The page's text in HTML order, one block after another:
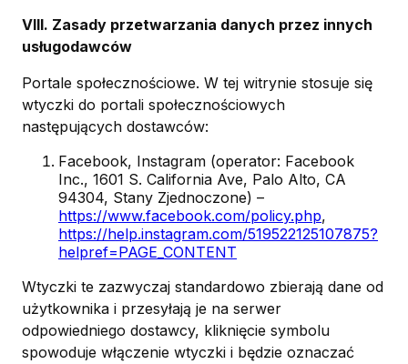
VIII. Zasady przetwarzania danych przez innych
usługodawców
Portale społecznościowe. W tej witrynie stosuje się
wtyczki do portali społecznościowych
następujących dostawców:
Facebook, Instagram (operator: Facebook
Inc., 1601 S. California Ave, Palo Alto, CA
94304, Stany Zjednoczone) –
https://www.facebook.com/policy.php,
https://help.instagram.com/519522125107875?
helpref=PAGE_CONTENT
Wtyczki te zazwyczaj standardowo zbierają dane od
użytkownika i przesyłają je na serwer
odpowiedniego dostawcy, kliknięcie symbolu
spowoduje włączenie wtyczki i będzie oznaczać